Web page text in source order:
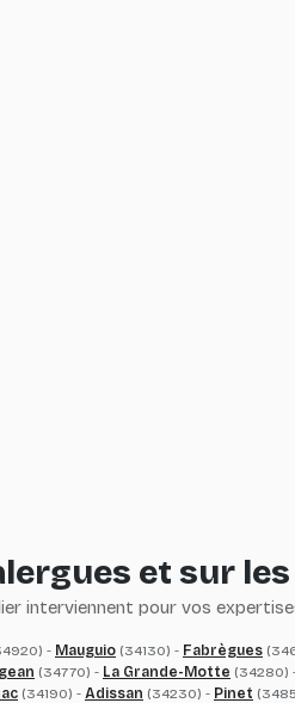
et sur
interviennent pour vos
- Mauguio (34130) - Fabrègues
(34770) - La Grande-Motte (34280)
(34190) - Adissan (34230) - Pinet